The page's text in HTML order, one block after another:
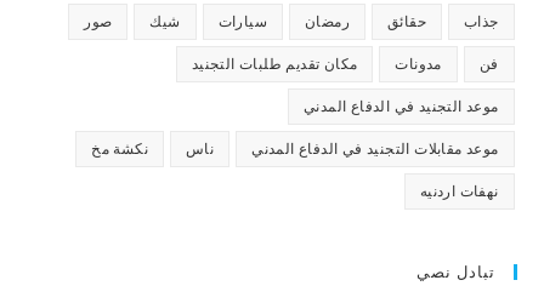
جذاب حقائق رمضان سيارات شيك صور
فن مدونات مكان تقديم طلبات التجنيد
موعد التجنيد في الدفاع المدني
موعد مقابلات التجنيد في الدفاع المدني ناس نكشة مخ
نهفات اردنيه
تبادل نصي